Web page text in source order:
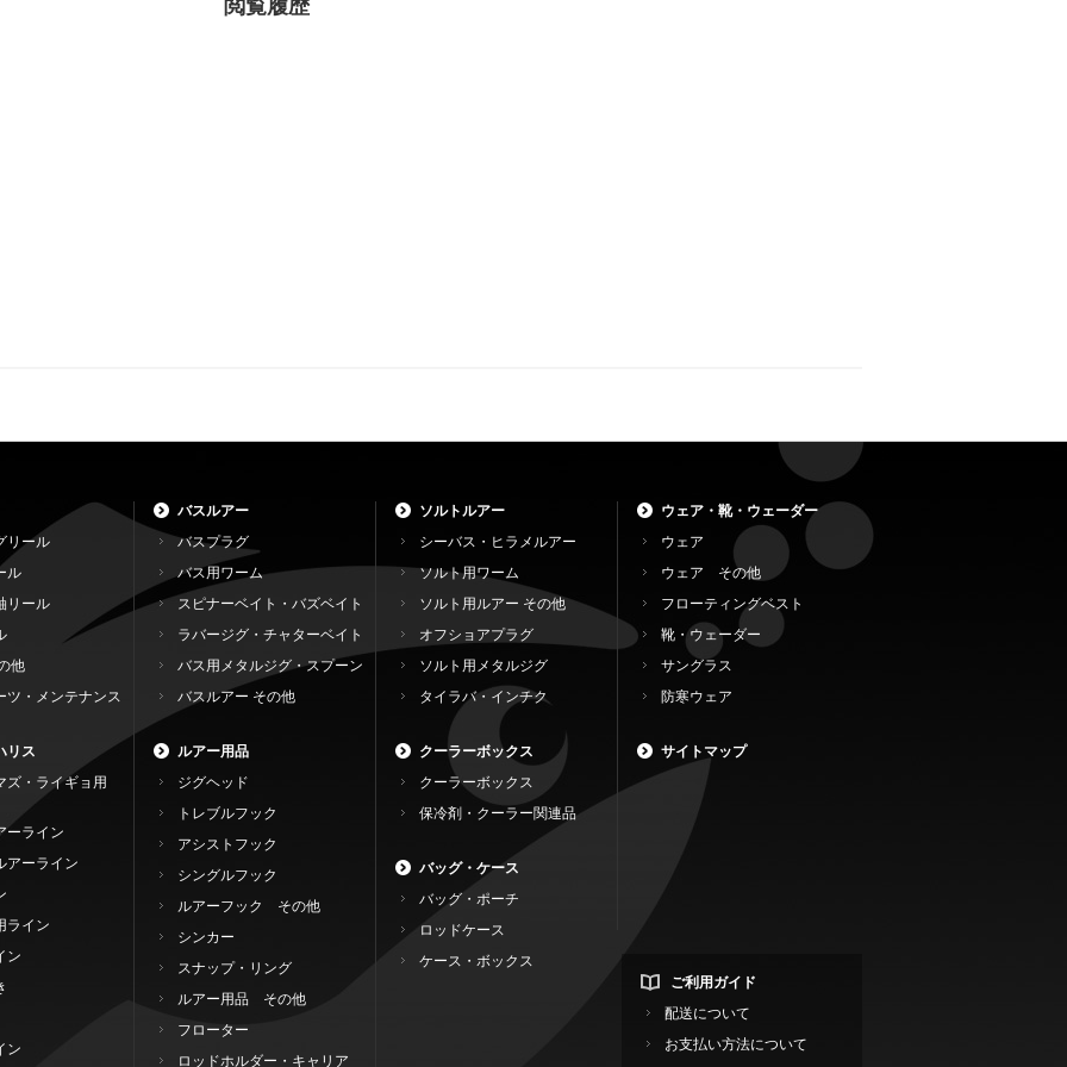
閲覧履歴
リール
ル
リール
他
ツ・メンテナンス
リス
ズ・ライギョ用
ーライン
アーライン
ライン
ン
ン
バスルアー
バスプラグ
バス用ワーム
スピナーベイト・バズベイト
ラバージグ・チャターベイト
バス用メタルジグ・スプーン
バスルアー その他
ルアー用品
ジグヘッド
トレブルフック
アシストフック
シングルフック
ルアーフック その他
シンカー
スナップ・リング
ルアー用品 その他
フローター
ロッドホルダー・キャリア
ソルトルアー
シーバス・ヒラメルアー
ソルト用ワーム
ソルト用ルアー その他
オフショアプラグ
ソルト用メタルジグ
タイラバ・インチク
クーラーボックス
クーラーボックス
保冷剤・クーラー関連品
バッグ・ケース
バッグ・ポーチ
ロッドケース
ケース・ボックス
ウェア・靴・ウェーダー
ウェア
ウェア その他
フローティングベスト
靴・ウェーダー
サングラス
防寒ウェア
サイトマップ
ご利用ガイド
配送について
お支払い方法について